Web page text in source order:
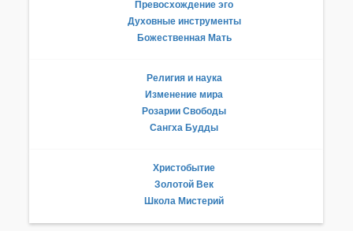
Превосхождение эго
Духовные инструменты
Божественная Мать
Религия и наука
Изменение мира
Розарии Свободы
Сангха Будды
Христобытие
Золотой Век
Школа Мистерий